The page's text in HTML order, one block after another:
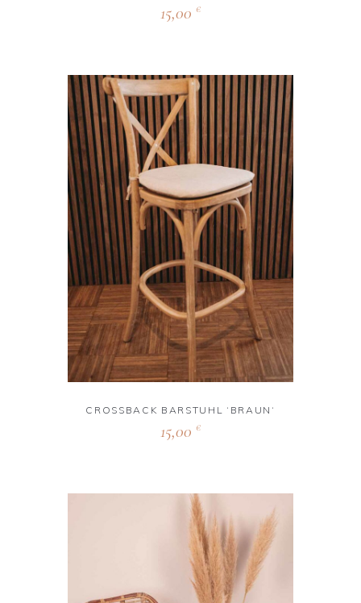
15,00 €
CROSSBACK BARSTUHL ‘BRAUN‘
15,00 €